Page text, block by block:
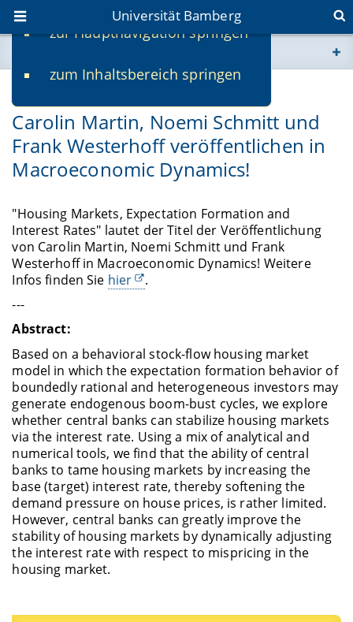
zur Hauptnavigation springen
zum Inhaltsbereich springen
Universität Bamberg
www.uni-bamberg.de
univis.uni-bamberg.de
fis.uni-bamberg.de
Carolin Martin, Noemi Schmitt und
Frank Westerhoff veröffentlichen in
Macroeconomic Dynamics!
"Housing Markets, Expectation Formation and
Interest Rates" lautet der Titel der Veröffentlichung
von Carolin Martin, Noemi Schmitt und Frank
Westerhoff in Macroeconomic Dynamics! Weitere
Infos finden Sie hier
.
---
Abstract:
Based on a behavioral stock-flow housing market
model in which the expectation formation behavior of
boundedly rational and heterogeneous investors may
generate endogenous boom-bust cycles, we explore
whether central banks can stabilize housing markets
via the interest rate. Using a mix of analytical and
numerical tools, we find that the ability of central
banks to tame housing markets by increasing the
base (target) interest rate, thereby softening the
demand pressure on house prices, is rather limited.
However, central banks can greatly improve the
stability of housing markets by dynamically adjusting
the interest rate with respect to mispricing in the
housing market.